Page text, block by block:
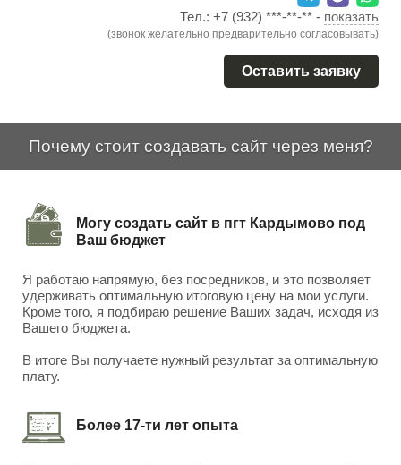
Тел.: +7 (932) ***-**-** - показать
(звонок желательно предварительно согласовывать)
Оставить заявку
Почему стоит создавать сайт через меня?
Могу создать сайт в пгт Кардымово под
Ваш бюджет
Я работаю напрямую, без посредников, и это позволяет
удерживать оптимальную итоговую цену на мои услуги.
Кроме того, я подбираю решение Ваших задач, исходя из
Вашего бюджета.
В итоге Вы получаете нужный результат за оптимальную
плату.
Более 17-ти лет опыта